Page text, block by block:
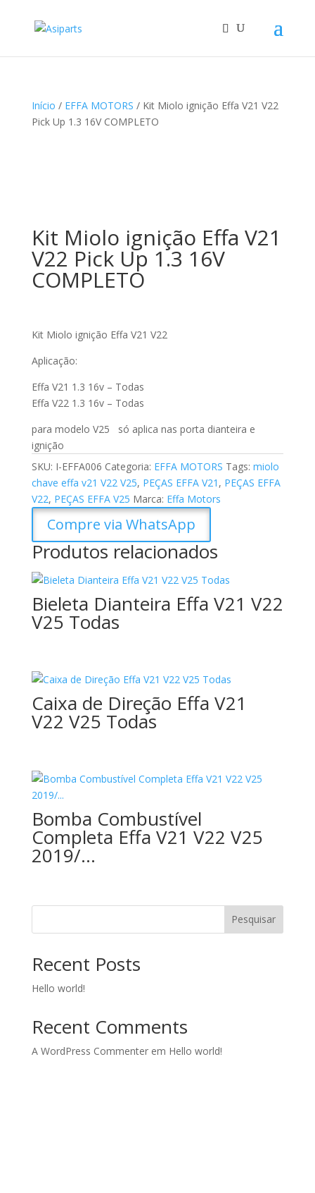
Início / EFFA MOTORS / Kit Miolo ignição Effa V21 V22
Pick Up 1.3 16V COMPLETO
Kit Miolo ignição Effa V21
V22 Pick Up 1.3 16V
COMPLETO
Kit Miolo ignição Effa V21 V22
Aplicação:
Effa V21 1.3 16v – Todas
Effa V22 1.3 16v – Todas
para modelo V25 só aplica nas porta dianteira e
ignição
SKU: I-EFFA006 Categoria: EFFA MOTORS Tags: miolo
chave effa v21 V22 V25, PEÇAS EFFA V21 , PEÇAS EFFA
V22, PEÇAS EFFA V25 Marca: Effa Motors
Compre via WhatsApp
Produtos relacionados
Bieleta Dianteira Effa V21 V22
V25 Todas
Caixa de Direção Effa V21
V22 V25 Todas
Bomba Combustível
Completa Effa V21 V22 V25
2019/…
Pesquisar
Recent Posts
Hello world!
Recent Comments
A WordPress Commenterem Hello world!